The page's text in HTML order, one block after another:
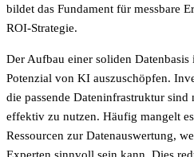
bildet das Fundament für messbare
ROI-Strategie.
Der Aufbau einer soliden Datenbasis
Potenzial von KI auszuschöpfen.
die passende Dateninfrastruktur
effektiv zu nutzen. Häufig mangelt
Ressourcen zur Datenauswertung,